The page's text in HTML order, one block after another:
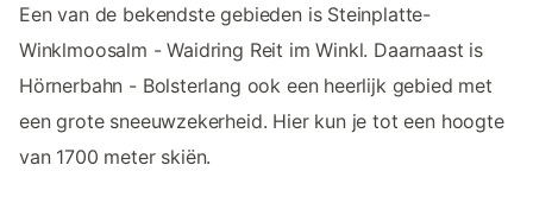
Een van de bekendste gebieden is Steinplatte-
Winklmoosalm - Waidring Reit im Winkl. Daarnaast is
Hörnerbahn - Bolsterlang ook een heerlijk gebied met
een grote sneeuwzekerheid. Hier kun je tot een hoogte
van 1700 meter skiën.